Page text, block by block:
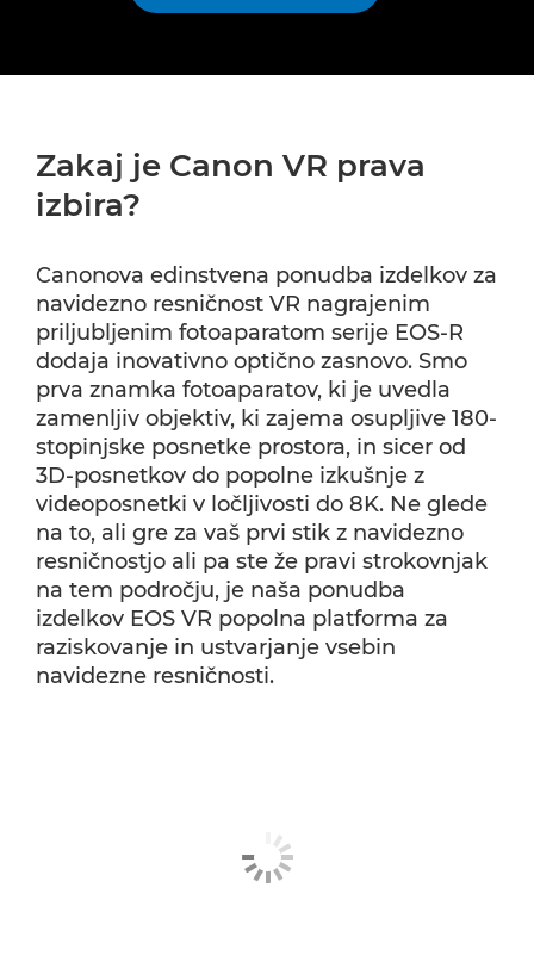
Zakaj je Canon VR prava
izbira?
Canonova edinstvena ponudba izdelkov za
navidezno resničnost VR nagrajenim
priljubljenim fotoaparatom serije EOS-R
dodaja inovativno optično zasnovo. Smo
prva znamka fotoaparatov, ki je uvedla
zamenljiv objektiv, ki zajema osupljive 180-
stopinjske posnetke prostora, in sicer od
3D-posnetkov do popolne izkušnje z
videoposnetki v ločljivosti do 8K. Ne glede
na to, ali gre za vaš prvi stik z navidezno
resničnostjo ali pa ste že pravi strokovnjak
na tem področju, je naša ponudba
izdelkov EOS VR popolna platforma za
raziskovanje in ustvarjanje vsebin
navidezne resničnosti.